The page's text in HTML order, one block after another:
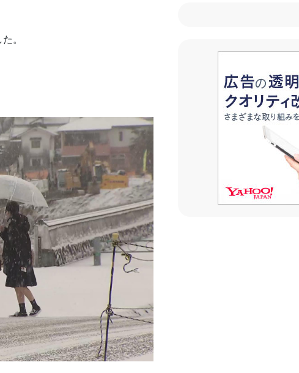
。